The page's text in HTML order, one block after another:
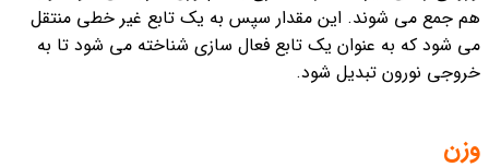
هم جمع می شوند. این مقدار سپس به یک تابع غیر خطی منتقل
می شود که به عنوان یک تابع فعال سازی شناخته می شود تا به
خروجی نورون تبدیل شود.
وزن